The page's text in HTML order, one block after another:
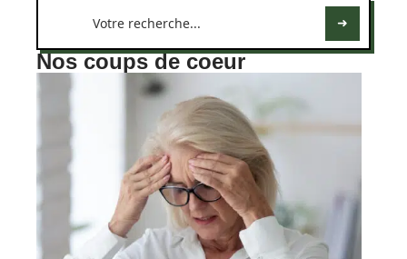
Nos coups de coeur